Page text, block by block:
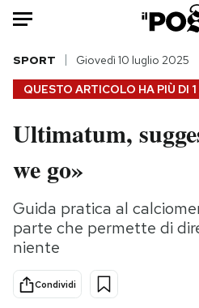
HOME
Italia
Politica
Tecnologia
Internet
Scienza
Cultura
Economia
QUESTO ARTICOLO HA PIÙ DI
SPORT Giovedì 10 luglio 2025
Ultimatum,
we go»
Guida pratica al
parte che permette di
niente
Condividi